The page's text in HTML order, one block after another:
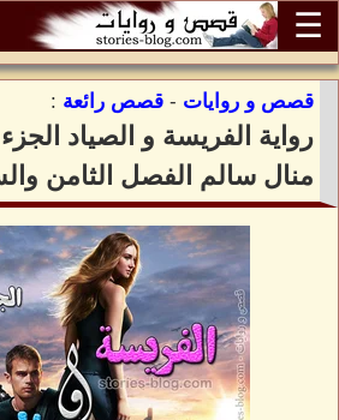
☰
قصص و روايات - قصص رائعة :
رواية الفريسة و الصياد الجزء
منال سالم الفصل الثامن